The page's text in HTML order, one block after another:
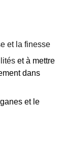
et la finesse
et à mettre
dans
et le